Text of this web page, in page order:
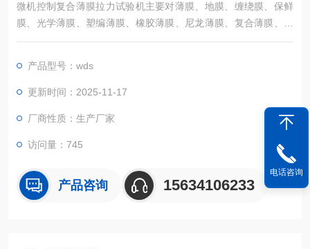
微机控制复合薄膜拉力试验机主要对薄膜、地膜、缠绕膜、保鲜
膜、光学薄膜、塑编薄膜、橡胶薄膜、尼龙薄膜、复合薄膜、农
用薄膜等产品的拉伸强度、拉断伸长率、撕裂、直角剥离等力学
产品型号：wds
更新时间：2025-11-17
厂商性质：生产厂家
访问量：745
产品咨询 15634106233
电话咨询